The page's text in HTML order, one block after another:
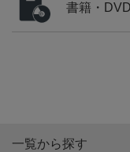
書籍・
一覧から探す